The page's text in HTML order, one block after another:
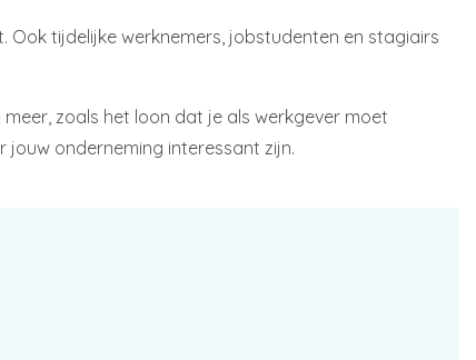
Ook tijdelijke werknemers, jobstudenten en stagiairs
zoals het loon dat je als werkgever moet
onderneming interessant zijn.